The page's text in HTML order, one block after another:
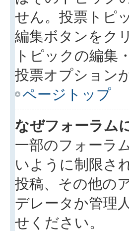
せん。投票トピ
編集ボタンをク
トピックの編集
投票オプション
ページトップ
なぜフォーラム
一部のフォーラ
いように制限さ
投稿、その他の
デレータか管理
せください。